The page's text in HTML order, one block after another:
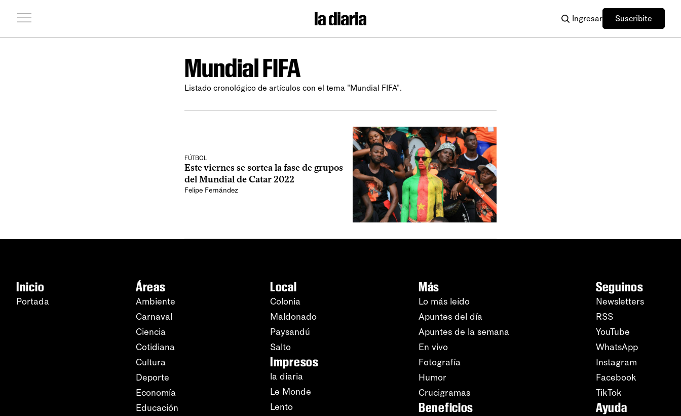
Ingresar Suscribite
Mundial FIFA
Listado cronológico de artículos con el tema "Mundial FIFA".
FÚTBOL
Este viernes se sortea la fase de grupos
del Mundial de Catar 2022
Felipe Fernández
Inicio
Portada
Áreas
Ambiente
Carnaval
Ciencia
Cotidiana
Cultura
Deporte
Economía
Educación
Local
Colonia
Maldonado
Paysandú
Salto
Impresos
la diaria
Le Monde
Lento
Más
Lo más leído
Apuntes del día
Apuntes de la semana
En vivo
Fotografía
Humor
Crucigramas
Beneficios
Seguinos
Newsletters
RSS
YouTube
WhatsApp
Instagram
Facebook
TikTok
Ayuda